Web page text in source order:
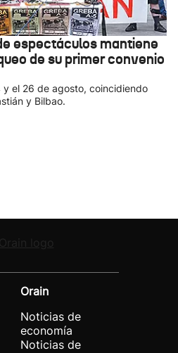
espectáculos mantiene
de su primer convenio
y el 26 de agosto, coincidiendo
y Bilbao.
Orain
Noticias de
economía
Noticias de